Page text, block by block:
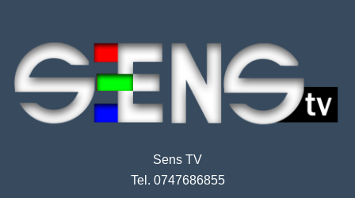
Sens TV
Tel. 0747686855